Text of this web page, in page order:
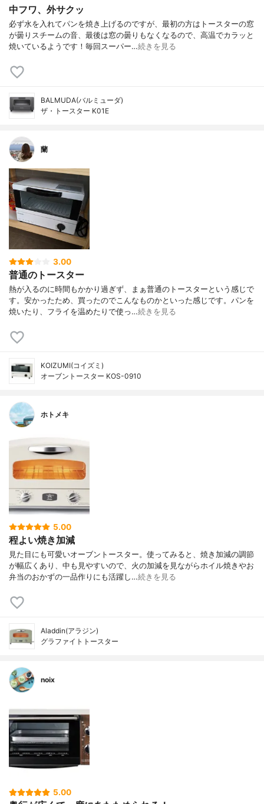
中フワ、外サクッ
必ず水を入れてパンを焼き上げるのですが、最初の方はトースターの窓
が曇りスチームの音、最後は窓の曇りもなくなるので、高温でカラッと
焼いているようです！毎回スーパー…続きを見る
BALMUDA(バルミューダ)
ザ・トースター K01E
蘭
3.00
普通のトースター
熱が入るのに時間もかかり過ぎず、まぁ普通のトースターという感じで
す。安かったため、買ったのでこんなものかといった感じです。パンを
焼いたり、フライを温めたりで使っ…続きを見る
KOIZUMI(コイズミ)
オーブントースター KOS-0910
ホトメキ
5.00
程よい焼き加減
見た目にも可愛いオーブントースター。使ってみると、焼き加減の調節
が幅広くあり、中も見やすいので、火の加減を見ながらホイル焼きやお
弁当のおかずの一品作りにも活躍し…続きを見る
Aladdin(アラジン)
グラファイトトースター
noix
5.00